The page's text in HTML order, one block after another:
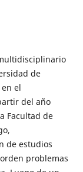
de
el
del año
Facultad de
de estudios
problemas